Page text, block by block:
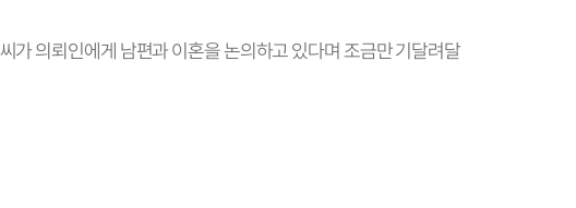
씨가 의뢰인에게 남편과 이혼을 논의하고 있다며 조금만 기달려달